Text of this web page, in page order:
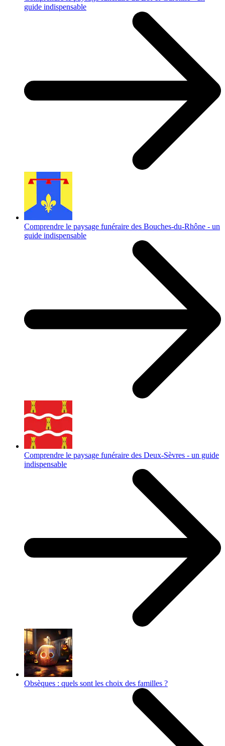
guide indispensable
Comprendre le paysage funéraire des Bouches-du-Rhône - un
guide indispensable
Comprendre le paysage funéraire des Deux-Sèvres - un guide
indispensable
Obsèques : quels sont les choix des familles ?